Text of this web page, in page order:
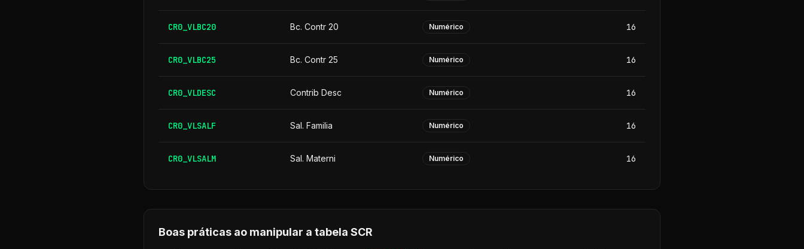
CR0_VLBC20 Bc. Contr 20 Numérico 16
CR0_VLBC25 Bc. Contr 25 Numérico 16
CR0_VLDESC Contrib Desc Numérico 16
CR0_VLSALF Sal. Familia Numérico 16
CR0_VLSALM Sal. Materni Numérico 16
Boas práticas ao manipular a tabela SCR